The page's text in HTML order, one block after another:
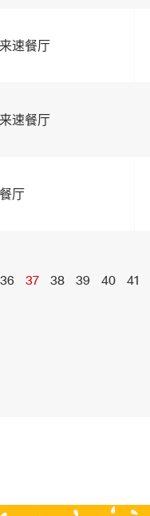
速餐厅
速餐厅
厅
36 37 38 39 40 41